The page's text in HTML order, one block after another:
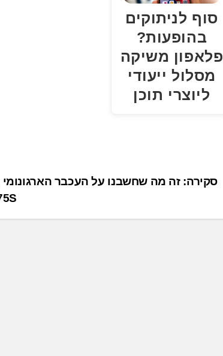
סוף לניתוקים
בהופעות?
פלאפון משיקה
מסלול ייעודי
ליוצרי תוכן